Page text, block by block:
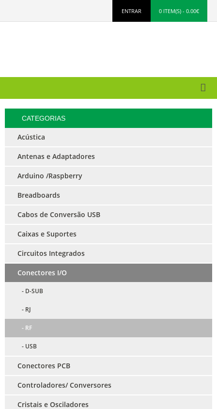
ENTRAR 0 ITEM(S) - 0.00€
CATEGORIAS
Acústica
Antenas e Adaptadores
Arduino /Raspberry
Breadboards
Cabos de Conversão USB
Caixas e Suportes
Circuitos Integrados
Conectores I/O
- D-SUB
- RJ
- RF
- USB
Conectores PCB
Controladores/ Conversores
Cristais e Osciladores